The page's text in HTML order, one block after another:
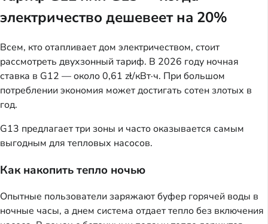
электричество дешевеет на 20%
Всем, кто отапливает дом электричеством, стоит
рассмотреть двухзонный тариф. В 2026 году ночная
ставка в G12 — около 0,61 zł/кВт·ч. При большом
потреблении экономия может достигать сотен злотых в
год.
G13 предлагает три зоны и часто оказывается самым
выгодным для тепловых насосов.
Как накопить тепло ночью
Опытные пользователи заряжают буфер горячей воды в
ночные часы, а днем система отдает тепло без включения